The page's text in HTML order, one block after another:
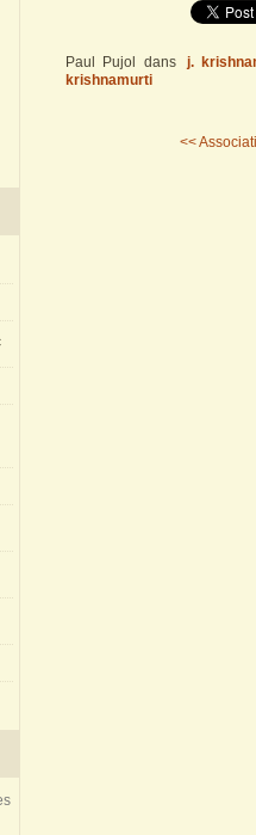
Paul Pujol dans j.
krishnamurti
<<